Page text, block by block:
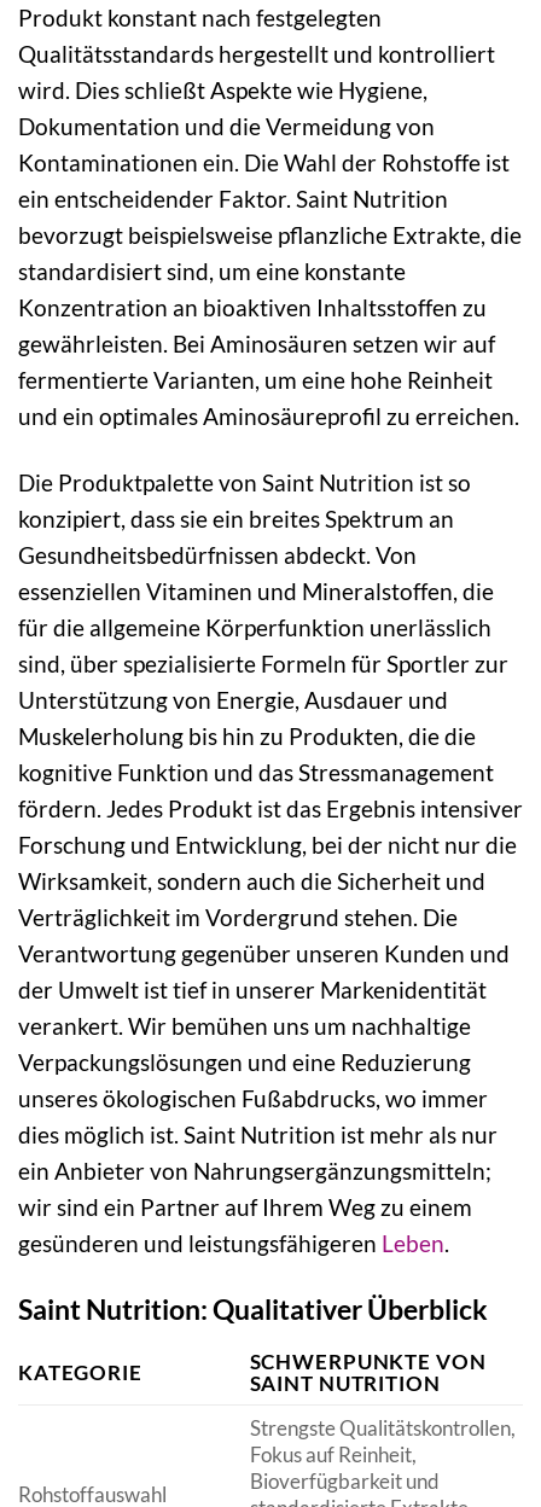
Produkt konstant nach festgelegten
Qualitätsstandards hergestellt und kontrolliert
wird. Dies schließt Aspekte wie Hygiene,
Dokumentation und die Vermeidung von
Kontaminationen ein. Die Wahl der Rohstoffe ist
ein entscheidender Faktor. Saint Nutrition
bevorzugt beispielsweise pflanzliche Extrakte, die
standardisiert sind, um eine konstante
Konzentration an bioaktiven Inhaltsstoffen zu
gewährleisten. Bei Aminosäuren setzen wir auf
fermentierte Varianten, um eine hohe Reinheit
und ein optimales Aminosäureprofil zu erreichen.
Die Produktpalette von Saint Nutrition ist so
konzipiert, dass sie ein breites Spektrum an
Gesundheitsbedürfnissen abdeckt. Von
essenziellen Vitaminen und Mineralstoffen, die
für die allgemeine Körperfunktion unerlässlich
sind, über spezialisierte Formeln für Sportler zur
Unterstützung von Energie, Ausdauer und
Muskelerholung bis hin zu Produkten, die die
kognitive Funktion und das Stressmanagement
fördern. Jedes Produkt ist das Ergebnis intensiver
Forschung und Entwicklung, bei der nicht nur die
Wirksamkeit, sondern auch die Sicherheit und
Verträglichkeit im Vordergrund stehen. Die
Verantwortung gegenüber unseren Kunden und
der Umwelt ist tief in unserer Markenidentität
verankert. Wir bemühen uns um nachhaltige
Verpackungslösungen und eine Reduzierung
unseres ökologischen Fußabdrucks, wo immer
dies möglich ist. Saint Nutrition ist mehr als nur
ein Anbieter von Nahrungsergänzungsmitteln;
wir sind ein Partner auf Ihrem Weg zu einem
gesünderen und leistungsfähigeren Leben.
Saint Nutrition: Qualitativer Überblick
KATEGORIE
SCHWERPUNKTE VON
SAINT NUTRITION
Rohstoffauswahl
Strengste Qualitätskontrollen,
Fokus auf Reinheit,
Bioverfügbarkeit und